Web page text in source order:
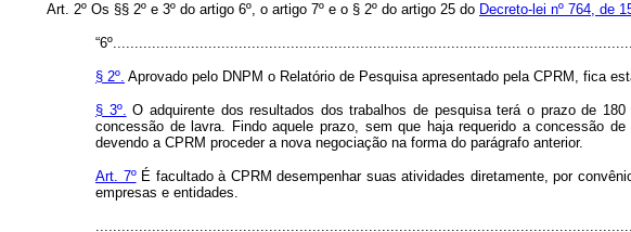
Art. 2º Os §§ 2º e 3º do artigo 6º, o artigo 7º e o § 2º do artigo 25 do Decreto-lei nº 764, de
§ 2º. Aprovado pelo DNPM o Relatório de Pesquisa apresentado pela CPRM, fica
§ 3º. O adquirente dos resultados dos trabalhos de pesquisa terá o prazo de
concessão de lavra. Findo aquele prazo, sem que haja requerido a concessão
devendo a CPRM proceder a nova negociação na forma do parágrafo anterior.
Art. 7ºÉ facultado à CPRM desempenhar suas atividades diretamente, por
empresas e entidades.